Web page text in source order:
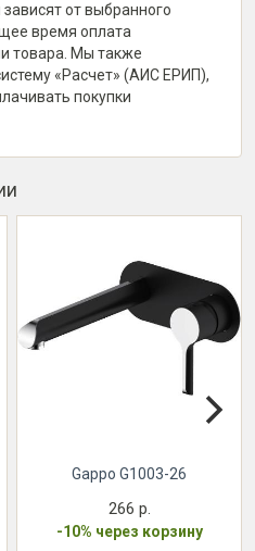
от выбранного
время оплата
товара. Мы также
«Расчет» (АИС ЕРИП),
покупки
Gappo G1003-26
266 р.
-10% через корзину